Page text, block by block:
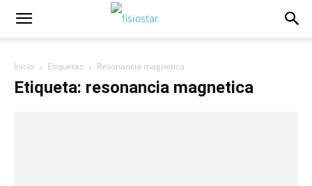
Inicio Etiquetas Resonancia magnetica
Etiqueta: resonancia magnetica